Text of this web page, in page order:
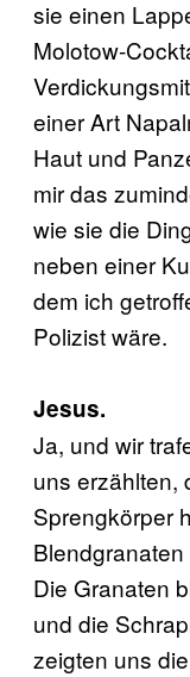
sie einen
Molotow-
einer Art
Haut und
mir das
wie sie die
neben einer
dem ich
Polizist wäre.
Jesus.
Ja, und wir
uns erzählten,
Sprengkörper
Die Granaten
und die
zeigten uns